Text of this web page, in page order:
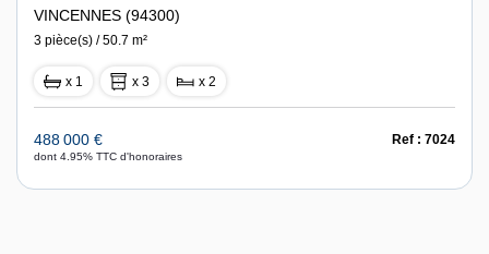
VINCENNES (94300)
3 pièce(s) / 50.7 m²
x 1 x 3 x 2
488 000 €
dont 4.95% TTC d'honoraires
Ref : 7024